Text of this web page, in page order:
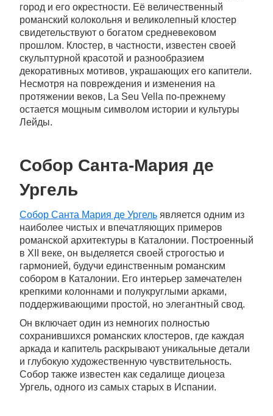
город и его окрестности. Её величественный
романский колокольня и великолепный клостер
свидетельствуют о богатом средневековом
прошлом. Клостер, в частности, известен своей
скульптурной красотой и разнообразием
декоративных мотивов, украшающих его капители.
Несмотря на повреждения и изменения на
протяжении веков, La Seu Vella по-прежнему
остается мощным символом истории и культуры
Лейды.
Собор Санта-Мария де
Ургель
Собор Санта Мария де Ургель является одним из
наиболее чистых и впечатляющих примеров
романской архитектуры в Каталонии. Построенный
в XII веке, он выделяется своей строгостью и
гармонией, будучи единственным романским
собором в Каталонии. Его интерьер замечателен
крепкими колоннами и полукруглыми арками,
поддерживающими простой, но элегантный свод.
Он включает один из немногих полностью
сохранившихся романских клостеров, где каждая
аркада и капитель раскрывают уникальные детали
и глубокую художественную чувствительность.
Собор также известен как седалище диоцеза
Ургель, одного из самых старых в Испании.